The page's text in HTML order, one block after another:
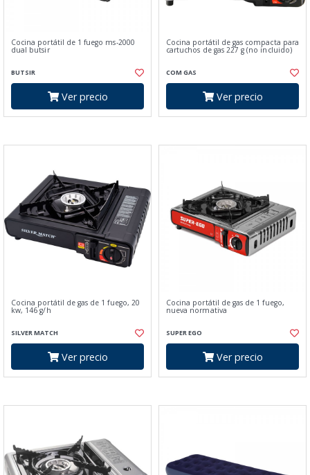
Cocina portátil de 1 fuego ms-2000
dual butsir
BUTSIR
Ver precio
Cocina portátil de gas compacta para
cartuchos de gas 227 g (no incluido)
COM GAS
Ver precio
Cocina portátil de gas de 1 fuego, 20
kw, 146 g/h
SILVER MATCH
Ver precio
Cocina portátil de gas de 1 fuego,
nueva normativa
SUPER EGO
Ver precio